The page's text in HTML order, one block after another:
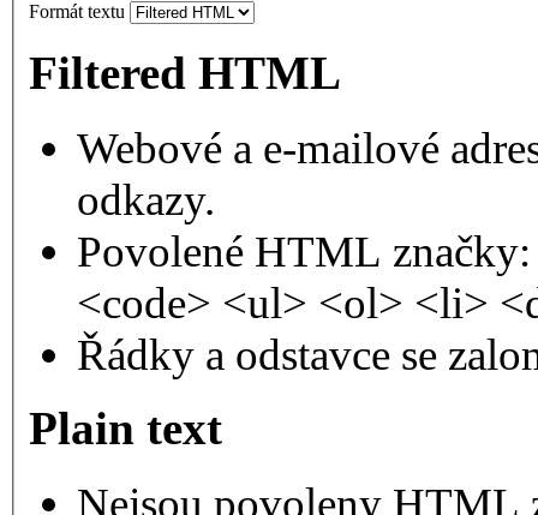
Formát textu
Filtered HTML
Webové a e-mailové
odkazy.
Povolené HTML
<code> <ul> <ol> <li>
Řádky a odstavce se
Plain text
Nejsou povoleny HTML